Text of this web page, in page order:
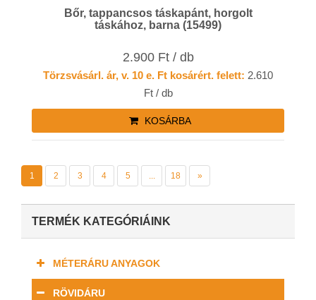
Bőr, tappancsos táskapánt, horgolt
táskához, barna (15499)
2.900 Ft / db
Törzsvásárl. ár, v. 10 e. Ft kosárért. felett: 2.610
Ft / db
KOSÁRBA
1 2 3 4 5 ... 18 »
TERMÉK KATEGÓRIÁINK
MÉTERÁRU ANYAGOK
RÖVIDÁRU